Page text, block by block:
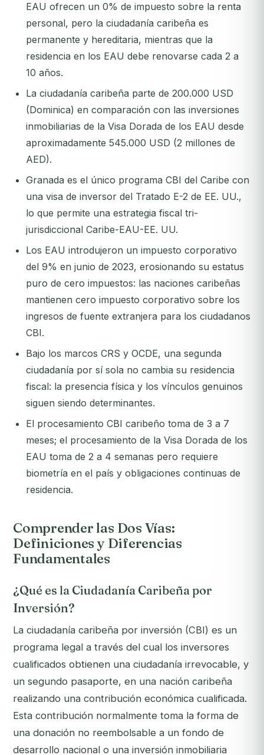
EAU ofrecen un 0% de impuesto sobre la renta
personal, pero la ciudadanía caribeña es
permanente y hereditaria, mientras que la
residencia en los EAU debe renovarse cada 2 a
10 años.
La ciudadanía caribeña parte de 200.000 USD
(Dominica) en comparación con las inversiones
inmobiliarias de la Visa Dorada de los EAU desde
aproximadamente 545.000 USD (2 millones de
AED).
Granada es el único programa CBI del Caribe con
una visa de inversor del Tratado E-2 de EE. UU.,
lo que permite una estrategia fiscal tri-
jurisdiccional Caribe-EAU-EE. UU.
Los EAU introdujeron un impuesto corporativo
del 9% en junio de 2023, erosionando su estatus
puro de cero impuestos: las naciones caribeñas
mantienen cero impuesto corporativo sobre los
ingresos de fuente extranjera para los ciudadanos
CBI.
Bajo los marcos CRS y OCDE, una segunda
ciudadanía por sí sola no cambia su residencia
fiscal: la presencia física y los vínculos genuinos
siguen siendo determinantes.
El procesamiento CBI caribeño toma de 3 a 7
meses; el procesamiento de la Visa Dorada de los
EAU toma de 2 a 4 semanas pero requiere
biometría en el país y obligaciones continuas de
residencia.
Comprender las Dos Vías:
Definiciones y Diferencias
Fundamentales
¿Qué es la Ciudadanía Caribeña por
Inversión?
La ciudadanía caribeña por inversión (CBI) es un
programa legal a través del cual los inversores
cualificados obtienen una ciudadanía irrevocable, y
un segundo pasaporte, en una nación caribeña
realizando una contribución económica cualificada.
Esta contribución normalmente toma la forma de
una donación no reembolsable a un fondo de
desarrollo nacional o una inversión inmobiliaria